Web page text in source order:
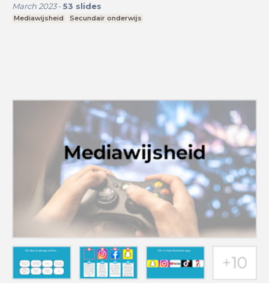
March 2023- 53 slides
Mediawijsheid Secundair onderwijs